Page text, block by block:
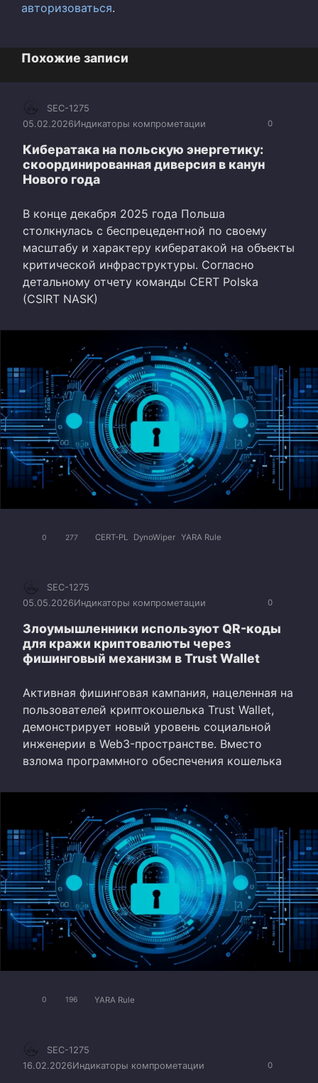
авторизоваться.
Похожие записи
0
SEC-1275
05.02.2026Индикаторы компрометации
Кибератака на польскую энергетику:
скоординированная диверсия в канун
Нового года
В конце декабря 2025 года Польша
столкнулась с беспрецедентной по своему
масштабу и характеру кибератакой на объекты
критической инфраструктуры. Согласно
детальному отчету команды CERT Polska
(CSIRT NASK)
0 277 CERT-PL DynoWiper YARA Rule
0
SEC-1275
05.05.2026Индикаторы компрометации
Злоумышленники используют QR-коды
для кражи криптовалюты через
фишинговый механизм в Trust Wallet
Активная фишинговая кампания, нацеленная на
пользователей криптокошелька Trust Wallet,
демонстрирует новый уровень социальной
инженерии в Web3-пространстве. Вместо
взлома программного обеспечения кошелька
0 196 YARA Rule
0
SEC-1275
16.02.2026Индикаторы компрометации